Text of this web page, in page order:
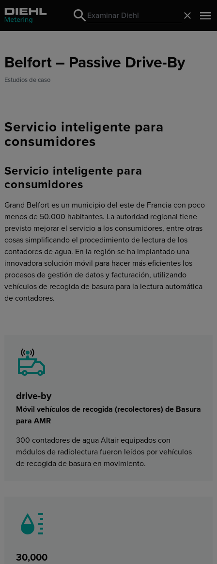
Search
Search
Belfort – Passive Drive-By
Estudios de caso
Servicio inteligente para
consumidores
Servicio inteligente para
consumidores
Grand Belfort es un municipio del este de Francia con poco
menos de 50.000 habitantes. La autoridad regional tiene
previsto mejorar el servicio a los consumidores, entre otras
cosas simplificando el procedimiento de lectura de los
contadores de agua. En la región se ha implantado una
innovadora solución móvil para hacer más eficientes los
procesos de gestión de datos y facturación, utilizando
vehículos de recogida de basura para la lectura automática
de contadores.
drive-by
Móvil vehículos de recogida (recolectores) de Basura
para AMR
300 contadores de agua Altair equipados con
módulos de radiolectura fueron leídos por vehículos
de recogida de basura en movimiento.
30,000